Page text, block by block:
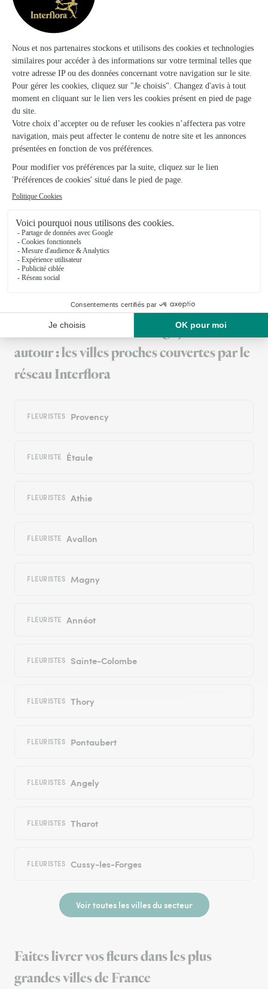
Bouquet très bien
Bouquet très bien, livraison comme prévue. J’avais eu un
beug qui ne m’avait pas donné la possibilité d’utiliser mon
code promo, et ils ont fait le nécessaire pour que cela soit
possible !
★
★
Super expérience service client au top…
25/02/2026
Trustpilot Échantillon d'avis clients fourni via Trustpilot.
Livraison de fleurs à Sauvigny-le-Bois et
autour : les villes proches couvertes par le
réseau Interflora
FLEURISTES Provency
FLEURISTE Étaule
FLEURISTES Athie
FLEURISTE Avallon
FLEURISTES Magny
FLEURISTE Annéot
FLEURISTES Sainte-Colombe
FLEURISTES Thory
FLEURISTES Pontaubert
FLEURISTES Angely
FLEURISTES Tharot
FLEURISTES Cussy-les-Forges
Voir toutes les villes du secteur
Faites livrer vos fleurs dans les plus
grandes villes de France